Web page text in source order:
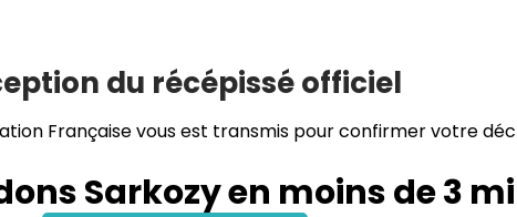
du récépissé officiel
Française vous est transmis pour confirmer votre
Sarkozy en moins de 3